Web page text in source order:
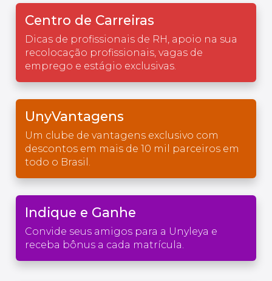
Centro de Carreiras
Dicas de profissionais de RH, apoio na sua
recolocação profissionais, vagas de
emprego e estágio exclusivas.
UnyVantagens
Um clube de vantagens exclusivo com
descontos em mais de 10 mil parceiros em
todo o Brasil.
Indique e Ganhe
Convide seus amigos para a Unyleya e
receba bônus a cada matrícula.